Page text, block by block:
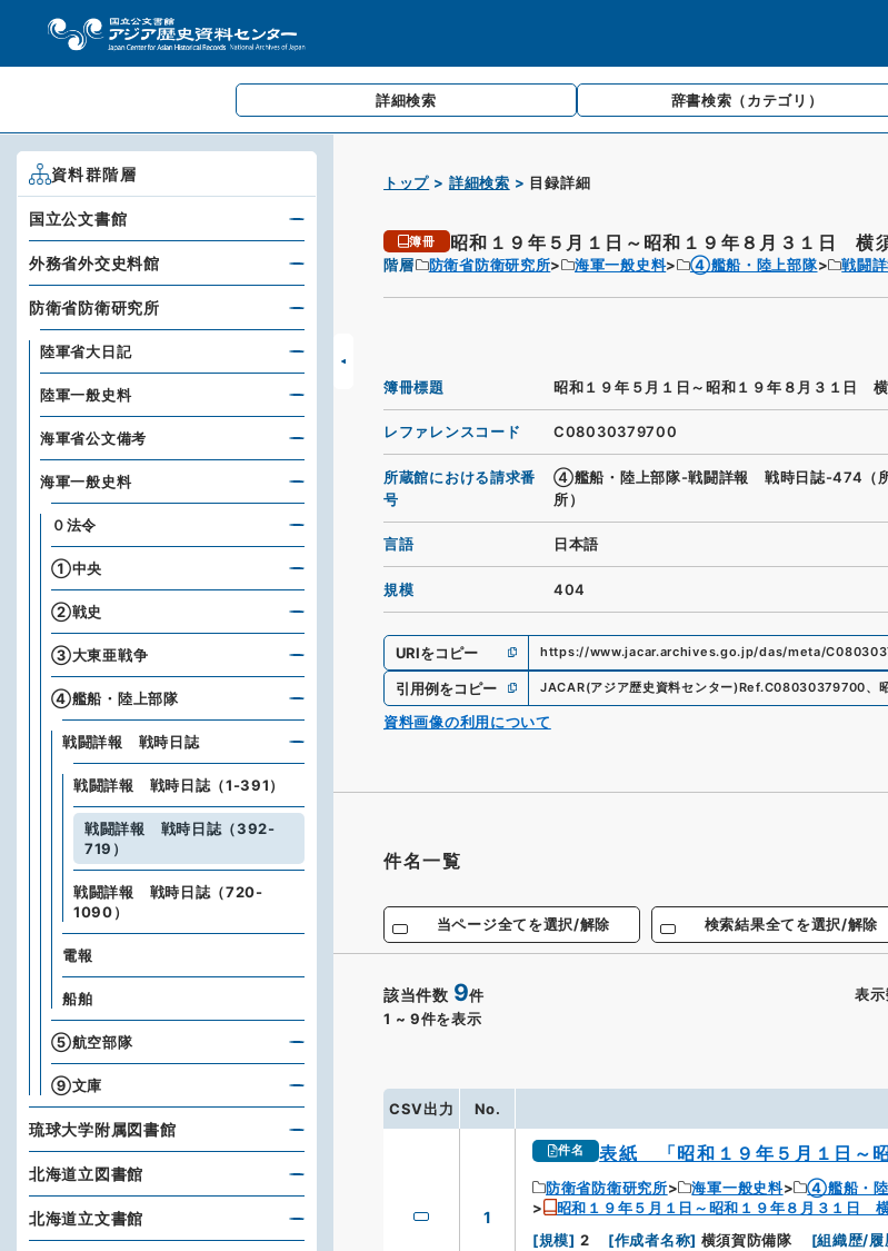
詳細検索 辞書検索 （カテゴリ）
トップ 詳細検索 目録詳細
簿冊 昭和１９年５月１日～昭和１９年８月３１日 横
階層 防衛省防衛研究所 海軍一般史料 ④艦船・陸上部隊 戦闘
簿冊標題 昭和１９年５月１日～昭和１９年８月３１日
レファレンスコード C08030379700
所蔵館における請求番
号
④艦船・陸上部隊-戦闘詳報 戦時日誌-474（
所）
言語 日本語
規模 404
URIをコピー https://www.jacar.archives.go.jp/das/meta/
引用例をコピー JACAR(アジア歴史資料センター)Ref.C08030379700、
資料画像の利用について
件名一覧
当ページ全てを選択/解除 検索結果全てを選択/解除
該当件数 9件
1 ~ 9件を表示
表
CSV出力 No.
1
件名 表紙 「昭和１９年５月１日～
防衛省防衛研究所 海軍一般史料 ④艦船・陸
昭和１９年５月１日～昭和１９年８月３１日
[規模] 2 [作成者名称] 横須賀防備隊 [組織歴/履
資料群階層
国立公文書館
外務省外交史料館
防衛省防衛研究所
陸軍省大日記
陸軍一般史料
海軍省公文備考
海軍一般史料
０法令
①中央
②戦史
③大東亜戦争
④艦船・陸上部隊
戦闘詳報 戦時日誌
戦闘詳報 戦時日誌（1-391）
戦闘詳報 戦時日誌（392-
719）
戦闘詳報 戦時日誌（720-
1090）
電報
船舶
⑤航空部隊
⑨文庫
琉球大学附属図書館
北海道立図書館
北海道立文書館